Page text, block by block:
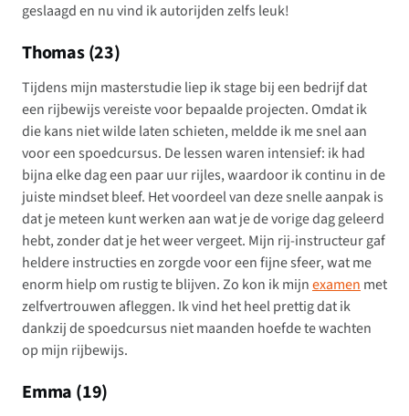
geslaagd en nu vind ik autorijden zelfs leuk!
Thomas (23)
Tijdens mijn masterstudie liep ik stage bij een bedrijf dat
een rijbewijs vereiste voor bepaalde projecten. Omdat ik
die kans niet wilde laten schieten, meldde ik me snel aan
voor een spoedcursus. De lessen waren intensief: ik had
bijna elke dag een paar uur rijles, waardoor ik continu in de
juiste mindset bleef. Het voordeel van deze snelle aanpak is
dat je meteen kunt werken aan wat je de vorige dag geleerd
hebt, zonder dat je het weer vergeet. Mijn rij-instructeur gaf
heldere instructies en zorgde voor een fijne sfeer, wat me
enorm hielp om rustig te blijven. Zo kon ik mijnexamen met
zelfvertrouwen afleggen. Ik vind het heel prettig dat ik
dankzij de spoedcursus niet maanden hoefde te wachten
op mijn rijbewijs.
Emma (19)